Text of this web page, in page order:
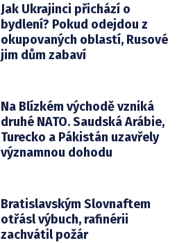
Jak Ukrajinci přichází o
bydlení? Pokud odejdou z
okupovaných oblastí, Rusové
jim dům zabaví
Na Blízkém východě vzniká
druhé NATO. Saudská Arábie,
Turecko a Pákistán uzavřely
významnou dohodu
Bratislavským Slovnaftem
otřásl výbuch, rafinérii
zachvátil požár